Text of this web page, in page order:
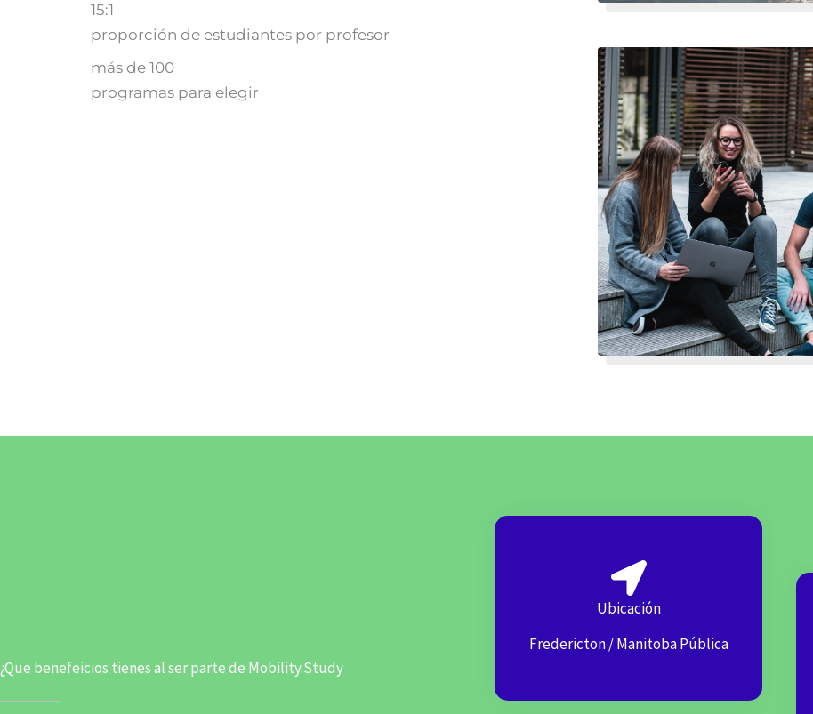
15:1
proporción de estudiantes por profesor
más de 100
programas para elegir
¿Que benefeicios tienes al ser parte de Mobility.Study
Ubicación
Fredericton / Manitoba Pública